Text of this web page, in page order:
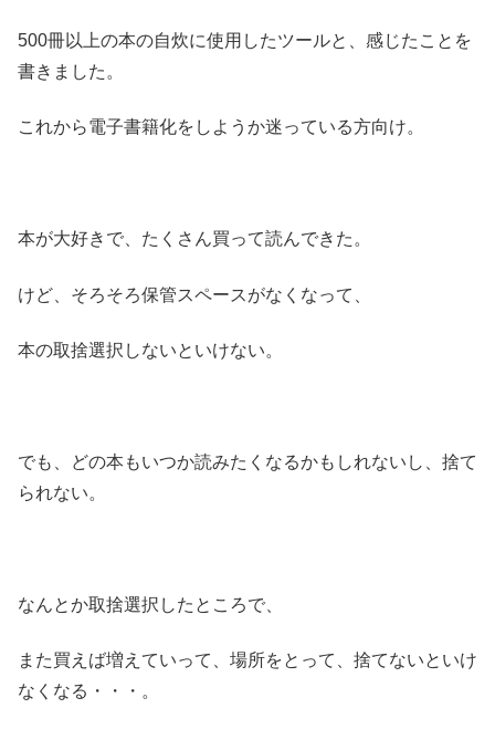
500冊以上の本の自炊に使用したツールと、感じたことを
書きました。
これから電子書籍化をしようか迷っている方向け。
本が大好きで、たくさん買って読んできた。
けど、そろそろ保管スペースがなくなって、
本の取捨選択しないといけない。
でも、どの本もいつか読みたくなるかもしれないし、捨て
られない。
なんとか取捨選択したところで、
また買えば増えていって、場所をとって、捨てないといけ
なくなる・・・。